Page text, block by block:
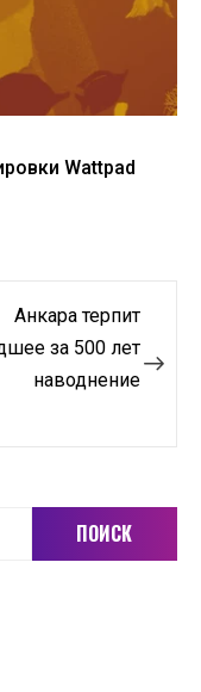
Wattpad
Анкара терпит
за 500 лет
наводнение